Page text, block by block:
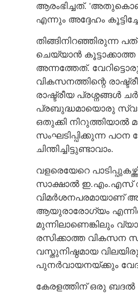
ആരംഭിച്ചത്.
എന്നും അദ്ദേഹം
തിങ്ങിനിറഞ്ഞിരുന്ന
ചെയ്യാൻ
അന്നത്തേത്.
വികസനത്തിന്റെ
രാഷ്ട്രീയ പ്രശ്നങ്ങൾ
പ്രബുദ്ധമായൊരു
ഒതുക്കി നിറുത്തിയാൽ
സംഘടിപ്പിക്കുന്ന
ചിന്തിച്ചിട്ടുണ്ടാവാം.
വളരെയേറെ
സാക്ഷാൽ ഇ.എം.എസ്
വിമർശനപരമായാണ്
ആയുരാരോഗ്യം
മുന്നിലാണെങ്കിലും
രസിക്കാത്ത വികസന
വസ്തുനിഷ്ഠമായ
പുനർവായനയ്ക്കും
കേരളത്തിന്‌ ഒരു ബദൽ